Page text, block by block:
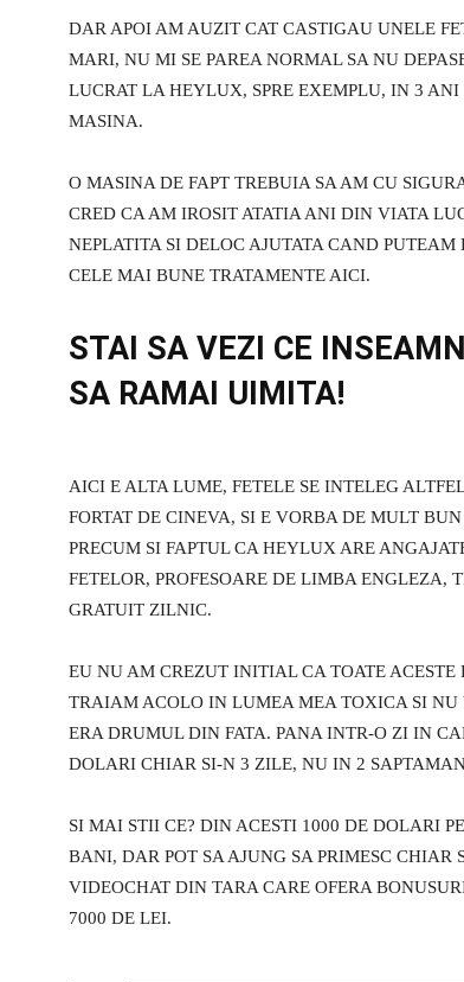
DAR APOI AM AUZIT CAT CASTIGAU UNELE
MARI, NU MI SE PAREA NORMAL SA NU
LUCRAT LA HEYLUX, SPRE EXEMPLU, IN 3
MASINA.
O MASINA DE FAPT TREBUIA SA AM CU
CRED CA AM IROSIT ATATIA ANI DIN VIATA
NEPLATITA SI DELOC AJUTATA CAND
CELE MAI BUNE TRATAMENTE AICI.
STAI SA VEZI CE
SA RAMAI UIMITA!
AICI E ALTA LUME, FETELE SE INTELEG
FORTAT DE CINEVA, SI E VORBA DE MULT
PRECUM SI FAPTUL CA HEYLUX ARE
FETELOR, PROFESOARE DE LIMBA ENGLEZA,
GRATUIT ZILNIC.
EU NU AM CREZUT INITIAL CA TOATE
TRAIAM ACOLO IN LUMEA MEA TOXICA SI
ERA DRUMUL DIN FATA. PANA INTR-O ZI IN
DOLARI CHIAR SI-N 3 ZILE, NU IN 2
SI MAI STII CE? DIN ACESTI 1000 DE DOLARI
BANI, DAR POT SA AJUNG SA PRIMESC
VIDEOCHAT DIN TARA CARE OFERA
7000 DE LEI.